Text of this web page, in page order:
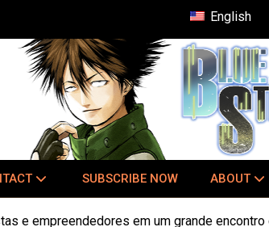
English
SUBSCRIBE NOW ABOUT
e empreendedores em um grande